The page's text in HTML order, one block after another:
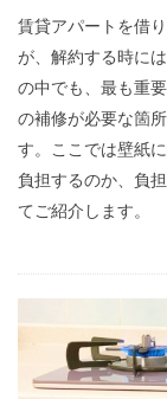
賃貸アパートを借
が、解約する時に
の中でも、最も重
の補修が必要な箇
す。ここでは壁紙
負担するのか、負
てご紹介します。